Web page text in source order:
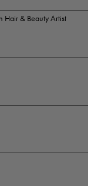
& Beauty Artist